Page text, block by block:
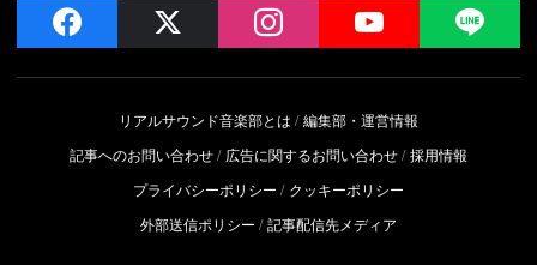
facebook instagram YouTube
リアルサウンド音楽部とは
編集部・運営情報
記事へのお問い合わせ
広告に関するお問い合わせ 採用情報
プライバシーポリシー
クッキーポリシー
外部送信ポリシー
記事配信先メディア